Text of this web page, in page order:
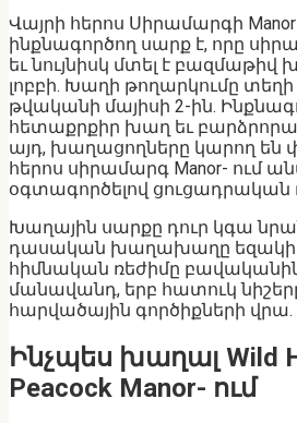
Վայրի հերոս Սիրամարգի
ինքնագործող սարք է, որը
եւ նույնիսկ մտել է բազմաթիվ
լոբբի. Խաղի թողարկումը տեղի
թվականի մայիսի 2-ին.
հետաքրքիր խաղ եւ
այդ, խաղացողները կարող են
հերոս սիրամարգ Manor- ում
օգտագործելով ցուցադրական
Խաղային սարքը դուր կգա
դասական խաղախաղը եզակի
հիմնական ռեժիմը
մանավանդ, երբ հատուկ
հարվածային գործիքների վրա.
Ինչպես խաղալ Wild
Peacock Manor- ում